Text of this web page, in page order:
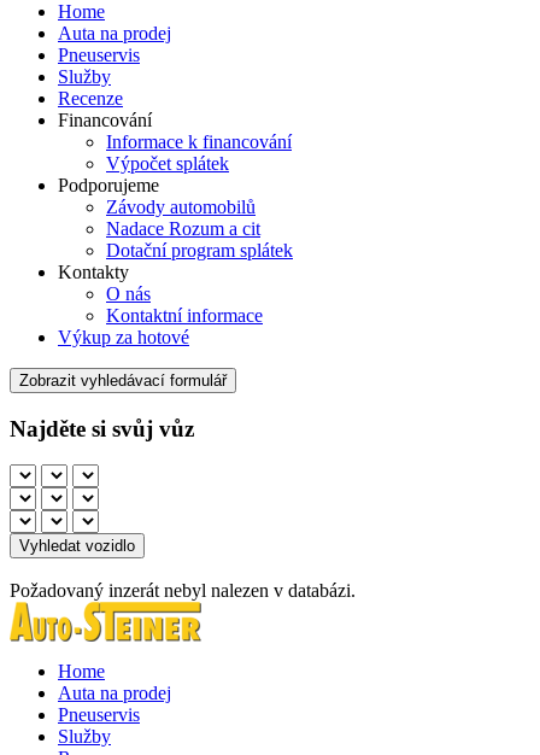
Home
Auta na prodej
Pneuservis
Služby
Recenze
Financování
Informace k financování
Výpočet splátek
Podporujeme
Závody automobilů
Nadace Rozum a cit
Dotační program splátek
Kontakty
O nás
Kontaktní informace
Výkup za hotové
Zobrazit vyhledávací formulář
Najděte si svůj vůz
Požadovaný inzerát nebyl nalezen v databázi.
Home
Auta na prodej
Pneuservis
Služby